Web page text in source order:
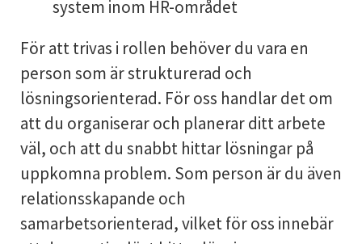
system inom HR-området
För att trivas i rollen behöver du vara en
person som är strukturerad och
lösningsorienterad. För oss handlar det om
att du organiserar och planerar ditt arbete
väl, och att du snabbt hittar lösningar på
uppkomna problem. Som person är du även
relationsskapande och
samarbetsorienterad, vilket för oss innebär